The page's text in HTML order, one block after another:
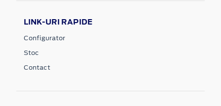
LINK-URI RAPIDE
Configurator
Stoc
Contact